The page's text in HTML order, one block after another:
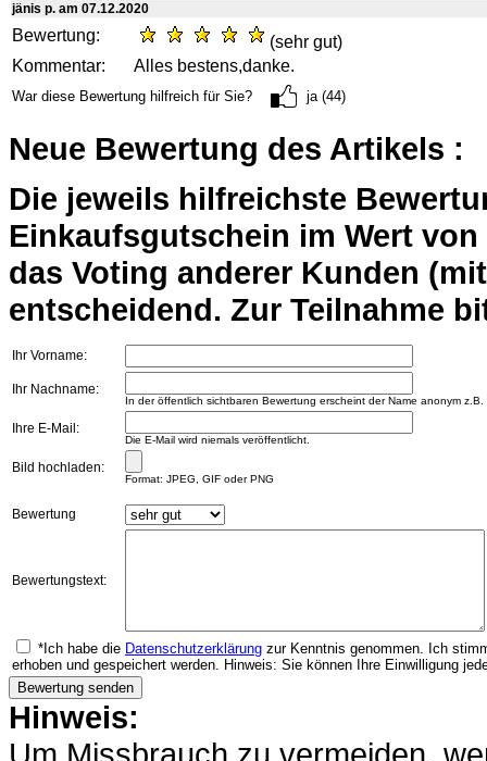
jänis p. am 07.12.2020
Bewertung:
(sehr gut)
Kommentar:
Alles bestens,danke.
War diese Bewertung hilfreich für Sie? ja (44)
Neue Bewertung des Artikels :
Die jeweils hilfreichste
Einkaufsgutschein im Wert
das Voting anderer Kunden
entscheidend. Zur Teilnahme
Ihr Vorname:
Ihr Nachname:
In der öffentlich sichtbaren Bewertung erscheint der Name anonym
Ihre E-Mail:
Die E-Mail wird niemals veröffentlicht.
Bild hochladen:
Format: JPEG, GIF oder PNG
Bewertung
Bewertungstext:
*Ich habe die Datenschutzerklärung zur Kenntnis genommen. Ich
erhoben und gespeichert werden. Hinweis: Sie können Ihre Einwilligung
Hinweis: